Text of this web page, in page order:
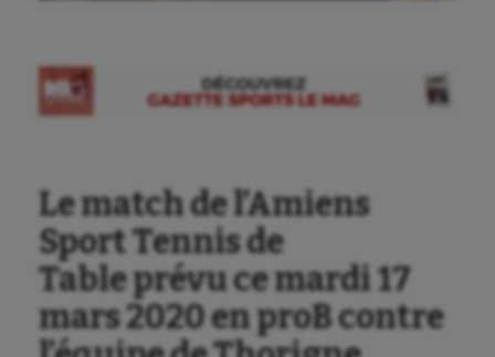
Auto
Aviron
Balle à la main
Ballon au poing
Le match de l’Amiens
Sport Tennis de
Table prévu ce mardi 17
mars 2020 en proB contre